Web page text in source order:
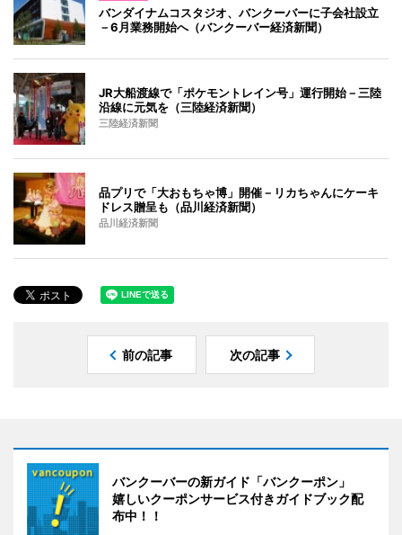
バンダイナムコスタジオ、バンクーバーに子会社設立
－6月業務開始へ（バンクーバー経済新聞）
JR大船渡線で「ポケモントレイン号」運行開始－三陸
沿線に元気を（三陸経済新聞）
三陸経済新聞
品プリで「大おもちゃ博」開催－リカちゃんにケーキ
ドレス贈呈も（品川経済新聞）
品川経済新聞
前の記事 次の記事
バンクーバーの新ガイド「バンクーポン」
嬉しいクーポンサービス付きガイドブック配
布中！！